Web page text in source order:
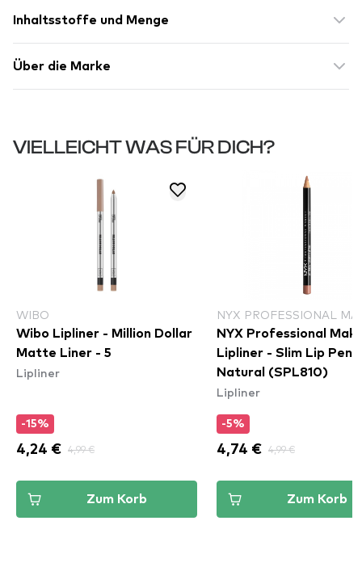
Inhaltsstoffe und Menge
Über die Marke
VIELLEICHT WAS FÜR DICH?
WIBO
Wibo Lipliner - Million Dollar
Matte Liner - 5
Lipliner
-15%
4,24 € 4,99 €
Zum Korb
NYX PROFESSIONAL
NYX Professional
Lipliner - Slim Lip
Natural (SPL810)
Lipliner
-5%
4,74 € 4,99 €
Zum Korb